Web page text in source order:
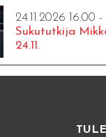
24.11.2026 16:00
Sukututkija
24.11.